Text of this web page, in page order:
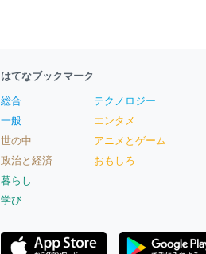
はてなブックマーク
総合
一般
世の中
政治と経済
暮らし
学び
テクノロジー
エンタメ
アニメとゲーム
おもしろ